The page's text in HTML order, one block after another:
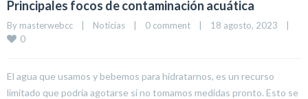
Principales focos de contaminación acuática
By masterwebcc Noticias 0 comment 18 agosto, 2023
0
El agua que usamos y bebemos para hidratarnos, es un recurso
limitado que podría agotarse si no tomamos medidas pronto. Esto se